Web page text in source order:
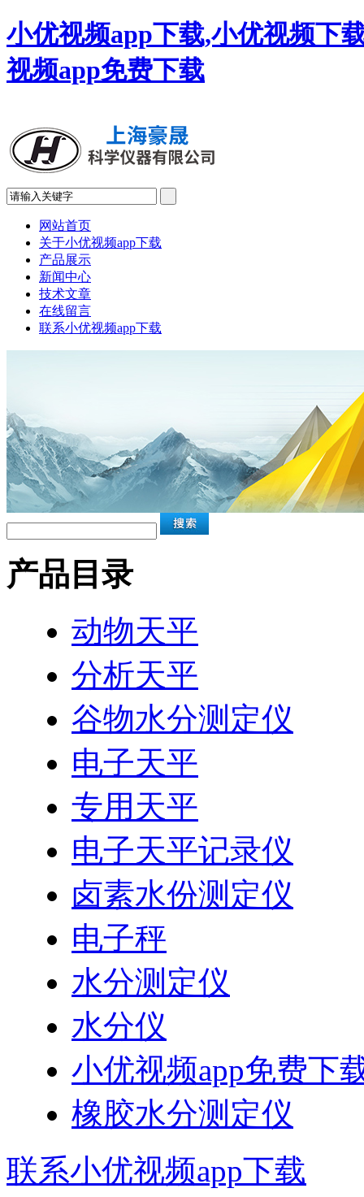
小优视频app下载,小优视频下
视频app免费下载
网站首页
关于小优视频app下载
产品展示
新闻中心
技术文章
在线留言
联系小优视频app下载
产品目录
动物天平
分析天平
谷物水分测定仪
电子天平
专用天平
电子天平记录仪
卤素水份测定仪
电子秤
水分测定仪
水分仪
小优视频app免费下
橡胶水分测定仪
联系小优视频app下载